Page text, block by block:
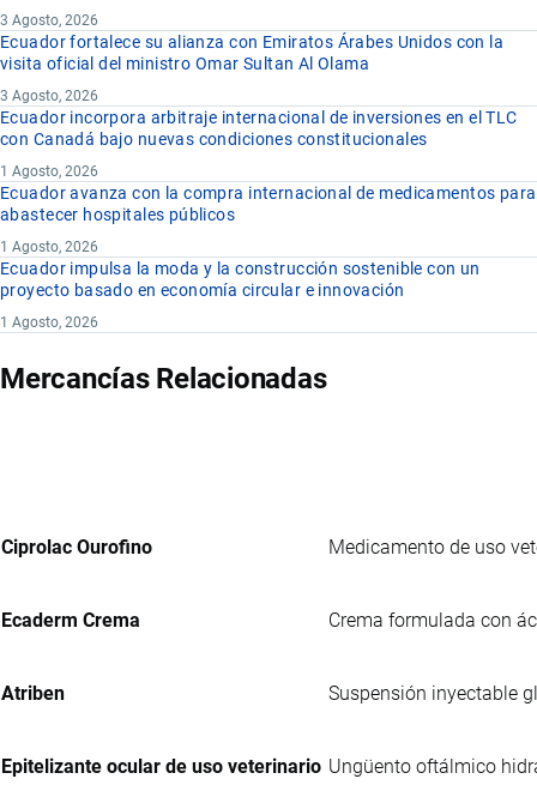
3 Agosto, 2026
Ecuador fortalece su alianza con Emiratos Árabes Unidos con la
visita oficial del ministro Omar Sultan Al Olama
3 Agosto, 2026
Ecuador incorpora arbitraje internacional de inversiones en el TLC
con Canadá bajo nuevas condiciones constitucionales
1 Agosto, 2026
Ecuador avanza con la compra internacional de medicamentos para
abastecer hospitales públicos
1 Agosto, 2026
Ecuador impulsa la moda y la construcción sostenible con un
proyecto basado en economía circular e innovación
1 Agosto, 2026
Mercancías Relacionadas
Ciprolac Ourofino Medicamento de uso
Ecaderm Crema Crema formulada con
Atriben Suspensión inyectable
Epitelizante ocular de uso veterinario Ungüento oftálmico